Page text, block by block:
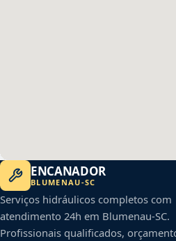
ENCANADOR
BLUMENAU-SC
Serviços hidráulicos completos com
atendimento 24h em Blumenau-SC.
Profissionais qualificados,